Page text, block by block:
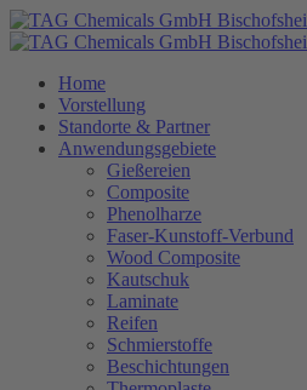
Home
Vorstellung
Standorte & Partner
Anwendungsgebiete
Gießereien
Composite
Phenolharze
Faser-Kunstoff-Verbund
Wood Composite
Kautschuk
Laminate
Reifen
Schmierstoffe
Beschichtungen